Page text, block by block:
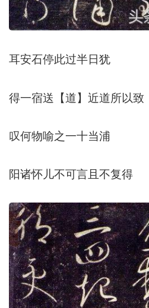
耳安石停此过半日犹
得一宿送【道】近道所以致
叹何物喻之一十当浦
阳诸怀儿不可言且不复得